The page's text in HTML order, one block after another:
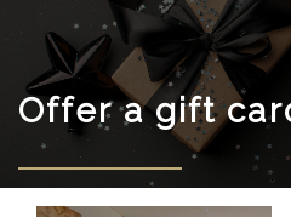
Offer a gift